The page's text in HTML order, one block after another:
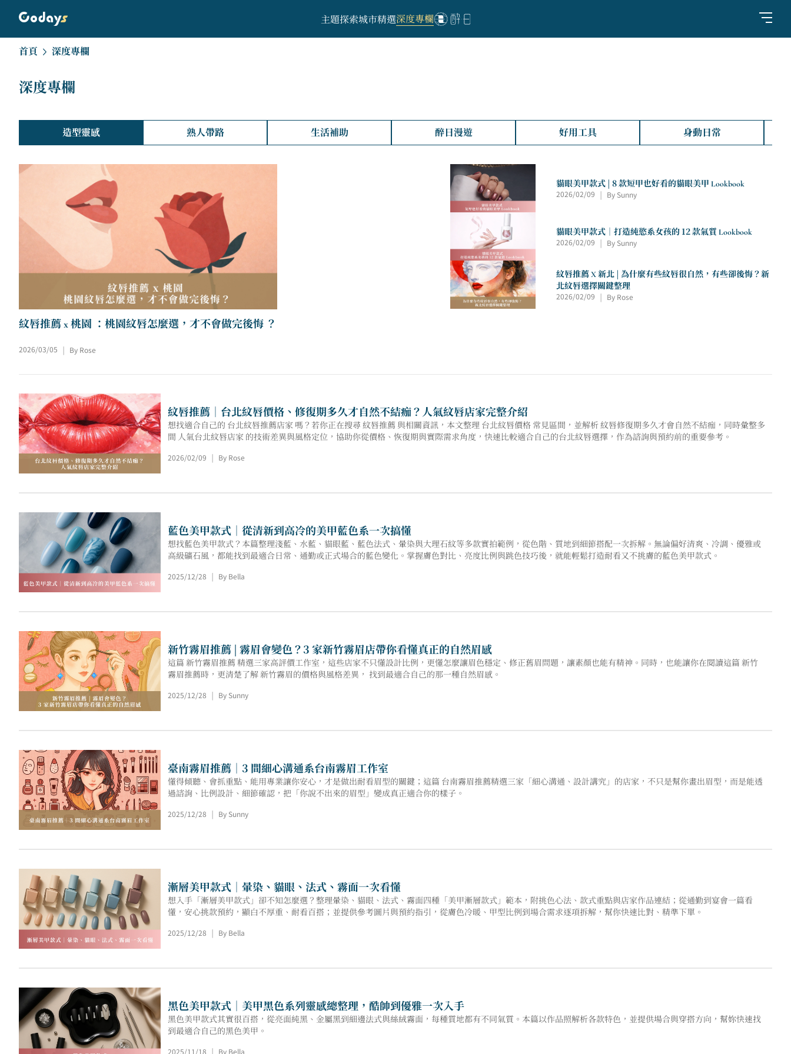
主題探索城市精選深度專欄
首頁 深度專欄
深度專欄
造型靈感 熟人帶路 生活補助 醉日漫遊 好用工具 身動日常
紋唇推薦 x 桃園 ：桃園紋唇怎麼選，才不會做完後悔 ？
2026/03/05 By Rose
貓眼美甲款式 | 8 款短甲也好看的貓眼美甲 Lookbook
2026/02/09
By Sunny
貓眼美甲款式｜打造純慾系女孩的 12 款氣質 Lookbook
2026/02/09
By Sunny
紋唇推薦 X 新北 | 為什麼有些紋唇很自然，有些卻後悔？新
北紋唇選擇關鍵整理
2026/02/09
By Rose
紋唇推薦｜台北紋唇價格、修復期多久才自然不結痂？人氣紋唇店家完整介紹
想找適合自己的 台北紋唇推薦店家 嗎？若你正在搜尋 紋唇推薦 與相關資訊，本文整理 台北紋唇價格 常見區間，並解析 紋唇修復期多久才會自然不結痂，同時彙整多
間 人氣台北紋唇店家 的技術差異與風格定位，協助你從價格、恢復期與實際需求角度，快速比較適合自己的台北紋唇選擇，作為諮詢與預約前的重要參考。
2026/02/09
By Rose
藍色美甲款式｜從清新到高冷的美甲藍色系一次搞懂
想找藍色美甲款式？本篇整理淺藍、水藍、貓眼藍、藍色法式、暈染與大理石紋等多款實拍範例，從色階、質地到細節搭配一次拆解。無論偏好清爽、冷調、優雅或
高級礦石風，都能找到最適合日常、通勤或正式場合的藍色變化。掌握膚色對比、亮度比例與跳色技巧後，就能輕鬆打造耐看又不挑膚的藍色美甲款式。
2025/12/28
By Bella
新竹霧眉推薦 | 霧眉會變色？3 家新竹霧眉店帶你看懂真正的自然眉感
這篇 新竹霧眉推薦 精選三家高評價工作室，這些店家不只懂設計比例，更懂怎麼讓眉色穩定、修正舊眉問題，讓素顏也能有精神。同時，也能讓你在閱讀這篇 新竹
霧眉推薦時，更清楚了解 新竹霧眉的價格與風格差異， 找到最適合自己的那一種自然眉感。
2025/12/28
By Sunny
臺南霧眉推薦｜3 間細心溝通系台南霧眉工作室
懂得傾聽、會抓重點、能用專業讓你安心，才是做出耐看眉型的關鍵；這篇 台南霧眉推薦精選三家「細心溝通、設計講究」的店家，不只是幫你畫出眉型，而是能透
過諮詢、比例設計、細節確認，把「你說不出來的眉型」變成真正適合你的樣子。
2025/12/28
By Sunny
漸層美甲款式｜暈染、貓眼、法式、霧面一次看懂
想入手「漸層美甲款式」卻不知怎麼選？整理暈染、貓眼、法式、霧面四種「美甲漸層款式」範本，附挑色心法、款式重點與店家作品連結；從通勤到宴會一篇看
懂，安心挑款預約，顯白不厚重、耐看百搭；並提供參考圖片與預約指引，從膚色冷暖、甲型比例到場合需求逐項拆解，幫你快速比對、精準下單。
2025/12/28
By Bella
黑色美甲款式｜美甲黑色系列靈感總整理，酷帥到優雅一次入手
黑色美甲款式其實很百搭，從亮面純黑、金屬黑到細邊法式與絲絨霧面，每種質地都有不同氣質。本篇以作品照解析各款特色，並提供場合與穿搭方向，幫妳快速找
到最適合自己的黑色美甲。
2025/11/18
By Bella